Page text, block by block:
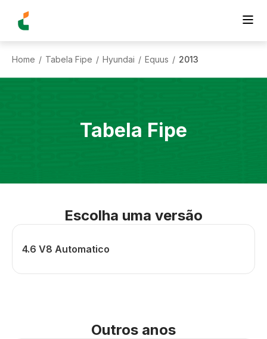
Home / Tabela Fipe / Hyundai / Equus / 2013
Tabela Fipe
Escolha uma versão
4.6 V8 Automatico
Outros anos